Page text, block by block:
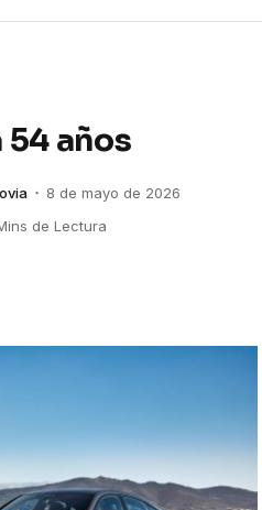
años
8 de mayo de 2026
de Lectura